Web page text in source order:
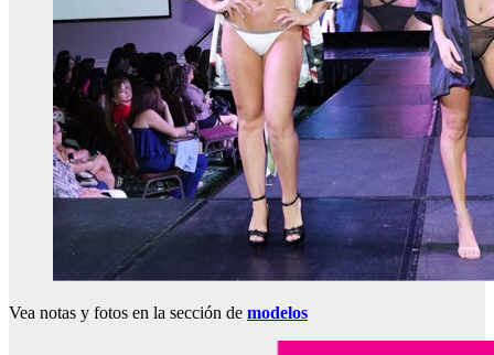
Vea notas y fotos en la sección de modelos